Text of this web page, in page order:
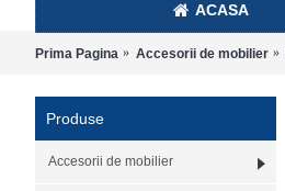
ACASA
Prima Pagina Accesorii de mobilier
Produse
Accesorii de mobilier